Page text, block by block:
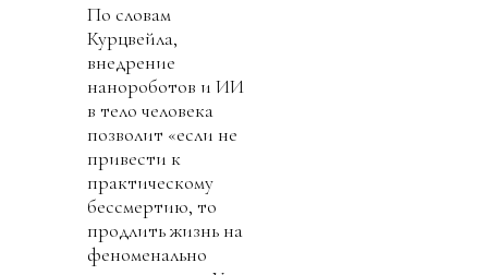
По словам
Курцвейла,
внедрение
нанороботов и ИИ
в тело человека
позволит «если не
привести к
практическому
бессмертию, то
продлить жизнь на
феноменально